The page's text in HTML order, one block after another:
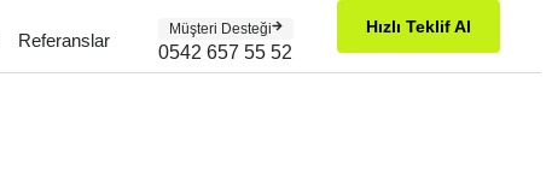
Referanslar
Müşteri Desteği
0542 657 55 52
Hızlı Teklif Al